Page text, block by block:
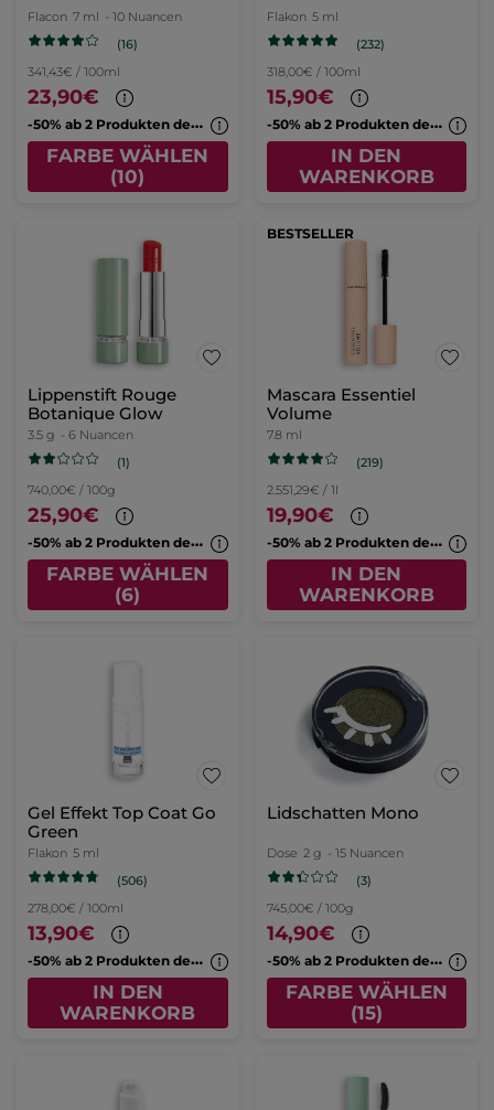
Flacon 7 ml - 10 Nuancen
(16)
341,43€ / 100ml
23,90€
-
50% ab 2 Produkten deiner Wahl
FARBE WÄHLEN
(10)
Flakon 5 ml
(232)
318,00€ / 100ml
15,90€
-
50% ab 2 Produkten deiner Wahl
IN DEN
WARENKORB
Lippenstift Rouge
Botanique Glow
3.5 g - 6 Nuancen
(1)
740,00€ / 100g
25,90€
-
50% ab 2 Produkten deiner Wahl
FARBE WÄHLEN
(6)
BESTSELLER
Mascara Essentiel
Volume
7.8 ml
(219)
2.551,29€ / 1l
19,90€
-
50% ab 2 Produkten deiner Wahl
IN DEN
WARENKORB
Gel Effekt Top Coat Go
Green
Flakon 5 ml
(506)
278,00€ / 100ml
13,90€
-
50% ab 2 Produkten deiner Wahl
IN DEN
WARENKORB
Lidschatten Mono
Dose 2 g - 15 Nuancen
(3)
745,00€ / 100g
14,90€
-
50% ab 2 Produkten deiner Wahl
FARBE WÄHLEN
(15)